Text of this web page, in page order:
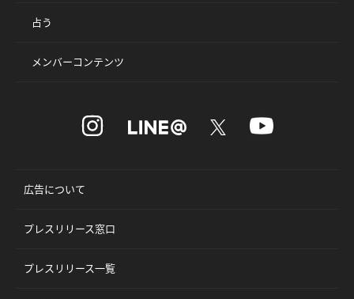
占う
メンバーコンテンツ
広告について
プレスリリース窓口
プレスリリース一覧